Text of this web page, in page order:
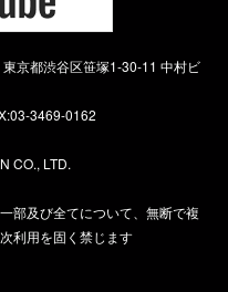
京都渋谷区笹塚1-30-11 中村ビ
3469-0162
CO., LTD.
部及び全てについて、無断で複
利用を固く禁じます